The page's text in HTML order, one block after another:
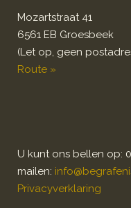
Mozartstraat 41
6561 EB Groesbeek
(Let op, geen
Route »
U kunt ons bellen op:
mailen:
Privacyverklaring